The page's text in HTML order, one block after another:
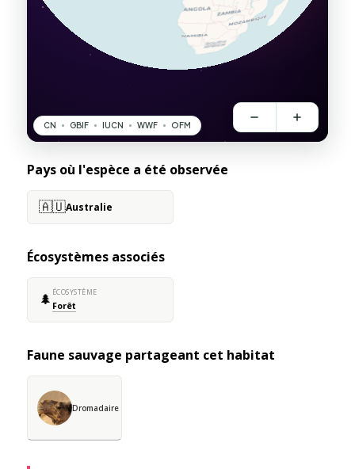
Pays où l'espèce a été observée
🇦🇺Australie
Écosystèmes associés
🌲 ÉCOSYSTÈME
Forêt
Faune sauvage partageant cet habitat
Dromadaire